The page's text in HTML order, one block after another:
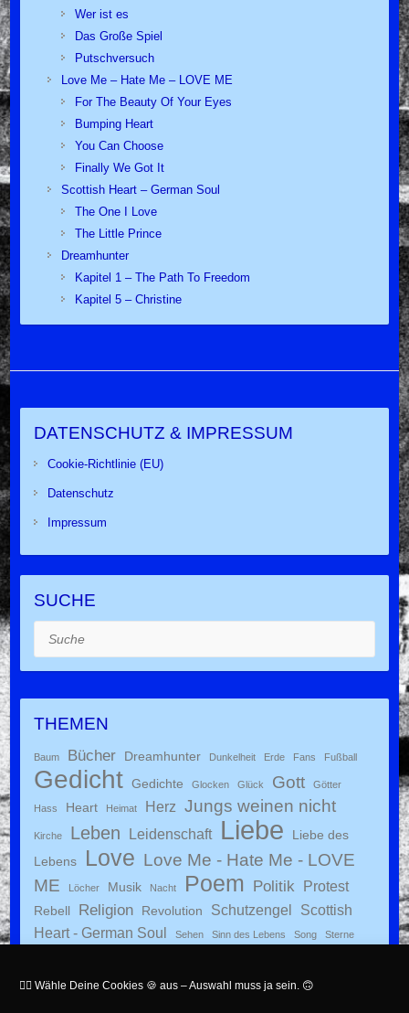
👉🏻 Wähle Deine Cookies 🍪 aus – Auswahl muss ja sein. 🙃
Wer ist es
Das Große Spiel
Putschversuch
Love Me – Hate Me – LOVE ME
For The Beauty Of Your Eyes
Bumping Heart
You Can Choose
Finally We Got It
Scottish Heart – German Soul
The One I Love
The Little Prince
Dreamhunter
Kapitel 1 – The Path To Freedom
Kapitel 5 – Christine
DATENSCHUTZ & IMPRESSUM
Cookie-Richtlinie (EU)
Datenschutz
Impressum
SUCHE
Suche
THEMEN
Baum Bücher Dreamhunter Dunkelheit Erde Fans Fußball
Gedicht Gedichte Glocken Glück Gott Götter
Hass Heart Heimat Herz Jungs weinen nicht
Kirche Leben Leidenschaft Liebe
Liebe des
Lebens
Love Love Me - Hate Me - LOVE
ME
Löcher Musik Nacht Poem Politik Protest
Rebell Religion Revolution Schutzengel
Scottish
Heart - German Soul
Sehen Sinn des Lebens Song Sterne
YouTube Zukunft